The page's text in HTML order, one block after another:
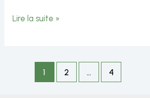
Commission
Lire la suite »
1 2 … 4